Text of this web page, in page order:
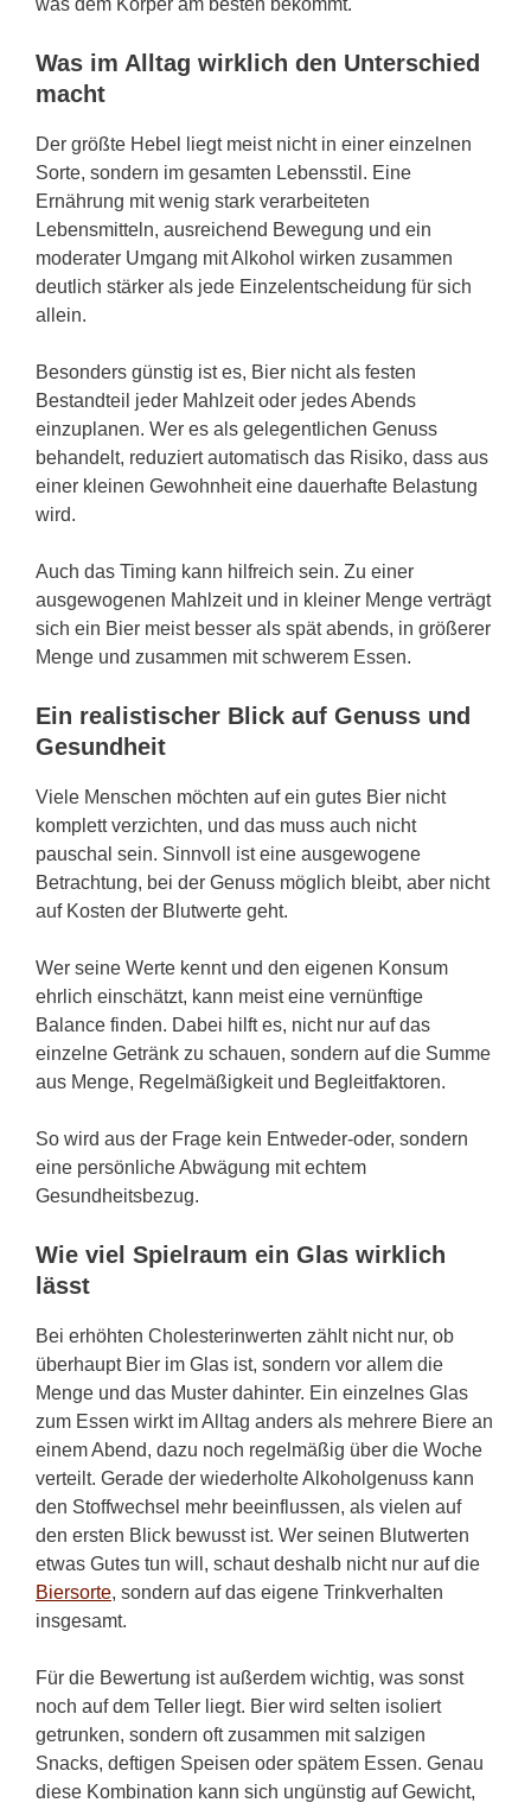
was dem Körper am besten bekommt.
Was im Alltag wirklich den Unterschied
macht
Der größte Hebel liegt meist nicht in einer einzelnen
Sorte, sondern im gesamten Lebensstil. Eine
Ernährung mit wenig stark verarbeiteten
Lebensmitteln, ausreichend Bewegung und ein
moderater Umgang mit Alkohol wirken zusammen
deutlich stärker als jede Einzelentscheidung für sich
allein.
Besonders günstig ist es, Bier nicht als festen
Bestandteil jeder Mahlzeit oder jedes Abends
einzuplanen. Wer es als gelegentlichen Genuss
behandelt, reduziert automatisch das Risiko, dass aus
einer kleinen Gewohnheit eine dauerhafte Belastung
wird.
Auch das Timing kann hilfreich sein. Zu einer
ausgewogenen Mahlzeit und in kleiner Menge verträgt
sich ein Bier meist besser als spät abends, in größerer
Menge und zusammen mit schwerem Essen.
Ein realistischer Blick auf Genuss und
Gesundheit
Viele Menschen möchten auf ein gutes Bier nicht
komplett verzichten, und das muss auch nicht
pauschal sein. Sinnvoll ist eine ausgewogene
Betrachtung, bei der Genuss möglich bleibt, aber nicht
auf Kosten der Blutwerte geht.
Wer seine Werte kennt und den eigenen Konsum
ehrlich einschätzt, kann meist eine vernünftige
Balance finden. Dabei hilft es, nicht nur auf das
einzelne Getränk zu schauen, sondern auf die Summe
aus Menge, Regelmäßigkeit und Begleitfaktoren.
So wird aus der Frage kein Entweder-oder, sondern
eine persönliche Abwägung mit echtem
Gesundheitsbezug.
Wie viel Spielraum ein Glas wirklich
lässt
Bei erhöhten Cholesterinwerten zählt nicht nur, ob
überhaupt Bier im Glas ist, sondern vor allem die
Menge und das Muster dahinter. Ein einzelnes Glas
zum Essen wirkt im Alltag anders als mehrere Biere an
einem Abend, dazu noch regelmäßig über die Woche
verteilt. Gerade der wiederholte Alkoholgenuss kann
den Stoffwechsel mehr beeinflussen, als vielen auf
den ersten Blick bewusst ist. Wer seinen Blutwerten
etwas Gutes tun will, schaut deshalb nicht nur auf die
Biersorte, sondern auf das eigene Trinkverhalten
insgesamt.
Für die Bewertung ist außerdem wichtig, was sonst
noch auf dem Teller liegt. Bier wird selten isoliert
getrunken, sondern oft zusammen mit salzigen
Snacks, deftigen Speisen oder spätem Essen. Genau
diese Kombination kann sich ungünstig auf Gewicht,